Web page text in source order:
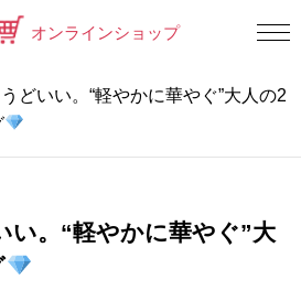
オンラインショップ
どいい。“軽やかに華やぐ”大人の2
い。“軽やかに華やぐ”大